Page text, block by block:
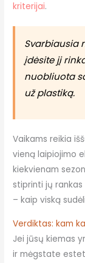
kriterijai.
Svarbiausia
įdėsite jį
nuobliuota
už plastiką.
Vaikams reikia
vieną laipiojimo
kiekvienam
stiprinti jų
– kaip viską
Verdiktas: kam
Jei jūsų kiemas
ir mėgstate